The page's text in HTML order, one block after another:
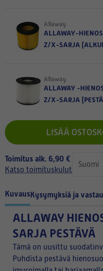
Allaway
ALLAWAY-
Z/X-SARJA
Allaway
ALLAWAY -
Z/X-SARJA
LISÄÄ
Toimitus alk. 6,90 €
Katso toimituskulut
KuvausKysymyksiä ja
ALLAWAY
SARJA PESTÄVÄ
Tämä on uusittu
Puhdista pestävä